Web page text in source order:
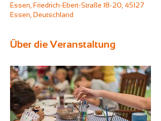
Essen, Friedrich-Ebert-Straße 18-20, 45127
Essen, Deutschland
Über die Veranstaltung